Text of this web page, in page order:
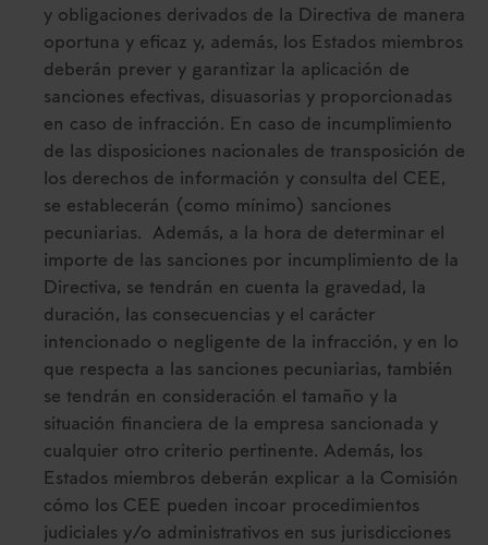
y obligaciones derivados de la Directiva de manera
oportuna y eficaz y, además, los Estados miembros
deberán prever y garantizar la aplicación de
sanciones efectivas, disuasorias y proporcionadas
en caso de infracción. En caso de incumplimiento
de las disposiciones nacionales de transposición de
los derechos de información y consulta del CEE,
se establecerán (como mínimo) sanciones
pecuniarias. Además, a la hora de determinar el
importe de las sanciones por incumplimiento de la
Directiva, se tendrán en cuenta la gravedad, la
duración, las consecuencias y el carácter
intencionado o negligente de la infracción, y en lo
que respecta a las sanciones pecuniarias, también
se tendrán en consideración el tamaño y la
situación financiera de la empresa sancionada y
cualquier otro criterio pertinente. Además, los
Estados miembros deberán explicar a la Comisión
cómo los CEE pueden incoar procedimientos
judiciales y/o administrativos en sus jurisdicciones